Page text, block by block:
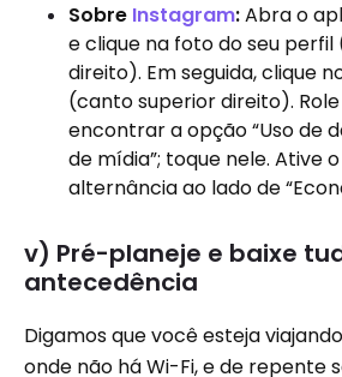
Sobre Instagram:Abra o
e clique na foto do seu
direito). Em seguida, clique
(canto superior direito).
encontrar a opção “Uso de
de mídia”; toque nele. Ative
alternância ao lado de
v) Pré-planeje e baixe
antecedência
Digamos que você esteja
onde não há Wi-Fi, e de repente